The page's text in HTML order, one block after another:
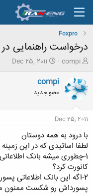
Foxpro
درخواست راهنمایی در
ش
و
ع
ک
ن
د
ه
م
و
ض
و
ع
compi
ت
ر
خ
ع
Dec 25, 2011
compi
عضو جدید
Dec 25, 2011
با درود به همه دوستان
لطفا اساتیدی که در این زمینه
1-چطوری میشه بانک
کانورت کرد؟
2-اگه این بانک اطلاعاتی
پسورداش رو شکست ممنون